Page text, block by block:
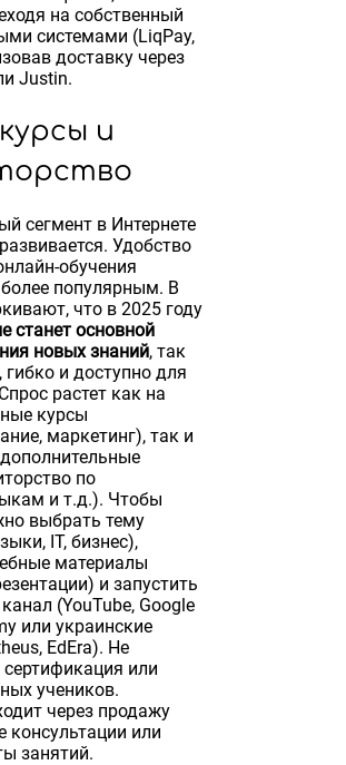
на собственный
системами (LiqPay,
доставку через
Justin.
и
сегмент в Интернете
Удобство
обучения
популярным. В
что в 2025 году
станет основной
новых знаний, так
гибко и доступно для
растет как на
курсы
маркетинг), так и
по
и т.д.). Чтобы
выбрать тему
IT, бизнес),
материалы
и запустить
(YouTube, Google
или украинские
EdEra). Не
или
учеников.
через продажу
консультации или
занятий.